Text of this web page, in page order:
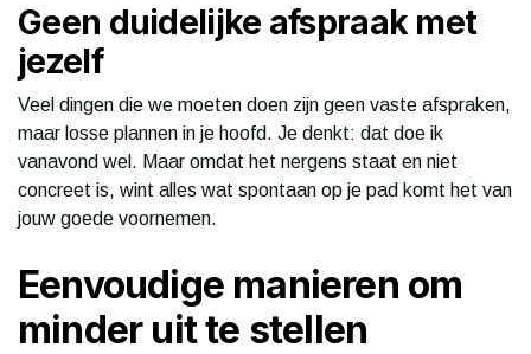
Geen duidelijke afspraak met
jezelf
Veel dingen die we moeten doen zijn geen vaste afspraken,
maar losse plannen in je hoofd. Je denkt: dat doe ik
vanavond wel. Maar omdat het nergens staat en niet
concreet is, wint alles wat spontaan op je pad komt het van
jouw goede voornemen.
Eenvoudige manieren om
minder uit te stellen